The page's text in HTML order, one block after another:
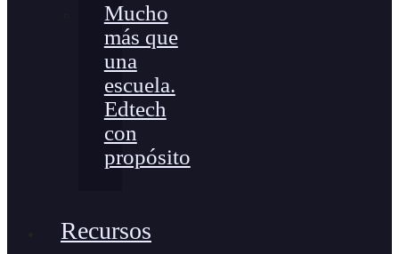
Mucho
más que
una
escuela.
Edtech
con
propósito
Recursos